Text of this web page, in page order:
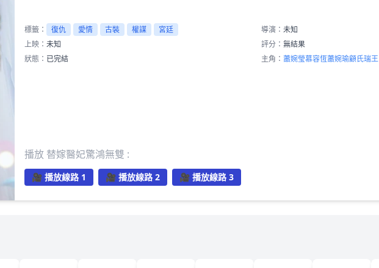
標籤： 復仇 愛情 古裝 權謀 宮廷 導演： 未知
上映： 未知 評分： 無結果
狀態： 已完結 主角： 蕭婉瑩慕容恆蕭婉瑜顧氏瑞王
播放 替嫁醫妃驚鴻無雙 :
🎥 播放線路 1 🎥 播放線路 2 🎥 播放線路 3